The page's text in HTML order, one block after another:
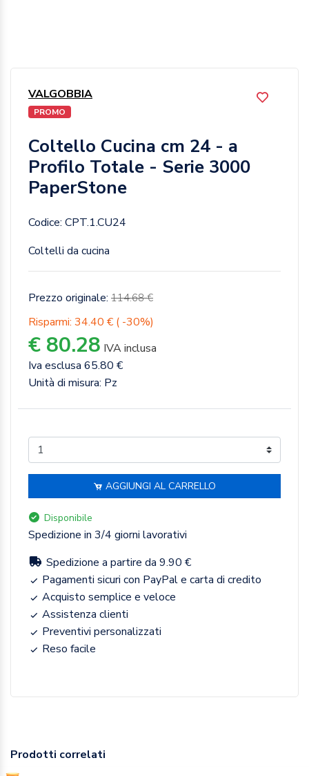
VALGOBBIA
PROMO
Coltello Cucina cm 24 - a
Profilo Totale - Serie 3000
PaperStone
Codice: CPT.1.CU24
Coltelli da cucina
Prezzo originale: 114.68 €
Risparmi: 34.40 € ( -30%)
€ 80.28 IVA inclusa
Iva esclusa 65.80 €
Unità di misura: Pz
AGGIUNGI AL CARRELLO
Disponibile
Spedizione in 3/4 giorni lavorativi
Spedizione a partire da 9.90 €
Pagamenti sicuri con PayPal e carta di credito
Acquisto semplice e veloce
Assistenza clienti
Preventivi personalizzati
Reso facile
Prodotti correlati